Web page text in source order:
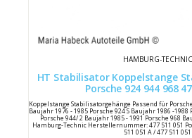
HAMBURG-TECHNIC
HT Stabilisator Koppelstange Stabilisatorgehänge
Koppelstange Stabilisatorgehänge Passend für
Baujahr 1976 - 1985 Porsche 924 S Baujahr 1986 -
Porsche 944/ 2 Baujahr 1985 - 1991 Porsche 968
Hamburg-Technic Herstellernummer: 477 511 051
511 051 A / 477 511 051